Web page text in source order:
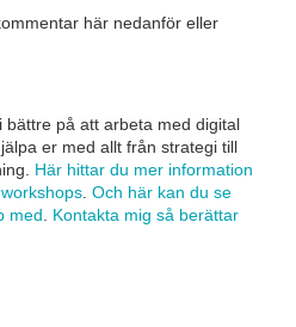
här nedanför eller
bättre på att arbeta med digital
er med allt från strategi till
Här hittar du mer information
Och här kan du se
med
Kontakta mig så berättar